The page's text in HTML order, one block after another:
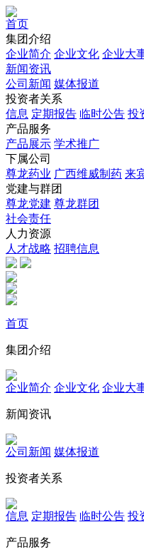
首页
集团介绍
企业简介 企业文化 企业⼤
新闻资讯
公司新闻 媒体报道
投资者关系
信息 定期报告 临时公告 投
产品服务
产品展示 学术推广
下属公司
尊龙药业 广西维威制药 来
党建与群团
尊龙党建 尊龙群团
社会责任
人力资源
人才战略 招聘信息
首页
集团介绍
企业简介 企业文化 企业⼤
新闻资讯
公司新闻 媒体报道
投资者关系
信息 定期报告 临时公告 投
产品服务